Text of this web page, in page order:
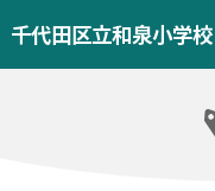
千代田区立和泉小学校